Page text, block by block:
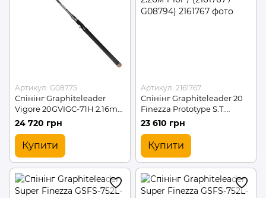
Артикул: G08775
Спінінг Graphiteleader
Vigore 20GVIGC-71H 2.16m
7-28g (G08775)
24 720 грн
Купити
Артикул: 2161767
Спінінг Graphiteleader 20
Finezza Prototype S.T.
Limited 20GFINPS-752L-T
2.26м 1-10г / (2161767 /
G08794)
23 610 грн
Купити